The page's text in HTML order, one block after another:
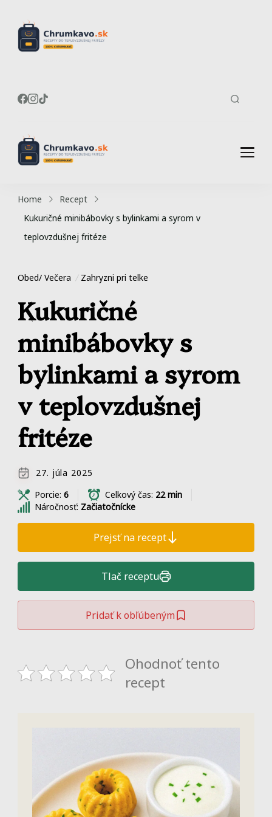
fritézy
Home
Recept
Kukuričné minibábovky s bylinkami a syrom v
teplovzdušnej fritéze
Obed/ Večera Zahryzni pri telke
Kukuričné
minibábovky s
bylinkami a syrom
v teplovzdušnej
fritéze
27. júla 2025
Porcie: 6 Celkový čas: 22 min
Náročnosť: Začiatočnícke
Prejsť na recept
Tlač receptu
Pridať k obľúbeným
Ohodnoť tento
recept